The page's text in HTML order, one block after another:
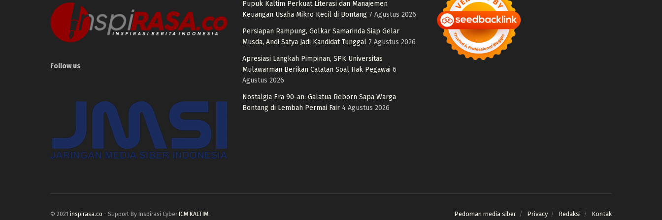
Follow us
Pupuk Kaltim Perkuat Literasi dan Manajemen
Keuangan Usaha Mikro Kecil di Bontang 7 Agustus 2026
Persiapan Rampung, Golkar Samarinda Siap Gelar
Musda, Andi Satya Jadi Kandidat Tunggal 7 Agustus 2026
Apresiasi Langkah Pimpinan, SPK Universitas
Mulawarman Berikan Catatan Soal Hak Pegawai 6
Agustus 2026
Nostalgia Era 90-an: Galatua Reborn Sapa Warga
Bontang di Lembah Permai Fair 4 Agustus 2026
Pedoman media siber Privacy Redaksi Kontak
© 2021 inspirasa.co - Support By Inspirasi Cyber ICM KALTIM.